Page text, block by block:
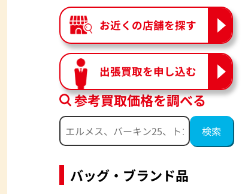
お近くの店舗を探す
出張買取を申し込む
参考買取価格を調べる
バッグ・ブランド品